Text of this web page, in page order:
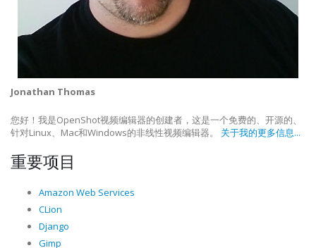
Jonathan Thomas
您好！我是OpenShot视频编辑器的创建者，这是一个免费的、开源的、
针对Linux、Mac和Windows的非线性视频编辑器。 关于我的更多信息...
重要项目
Amazon Web Services
CLion
Django
Gimp